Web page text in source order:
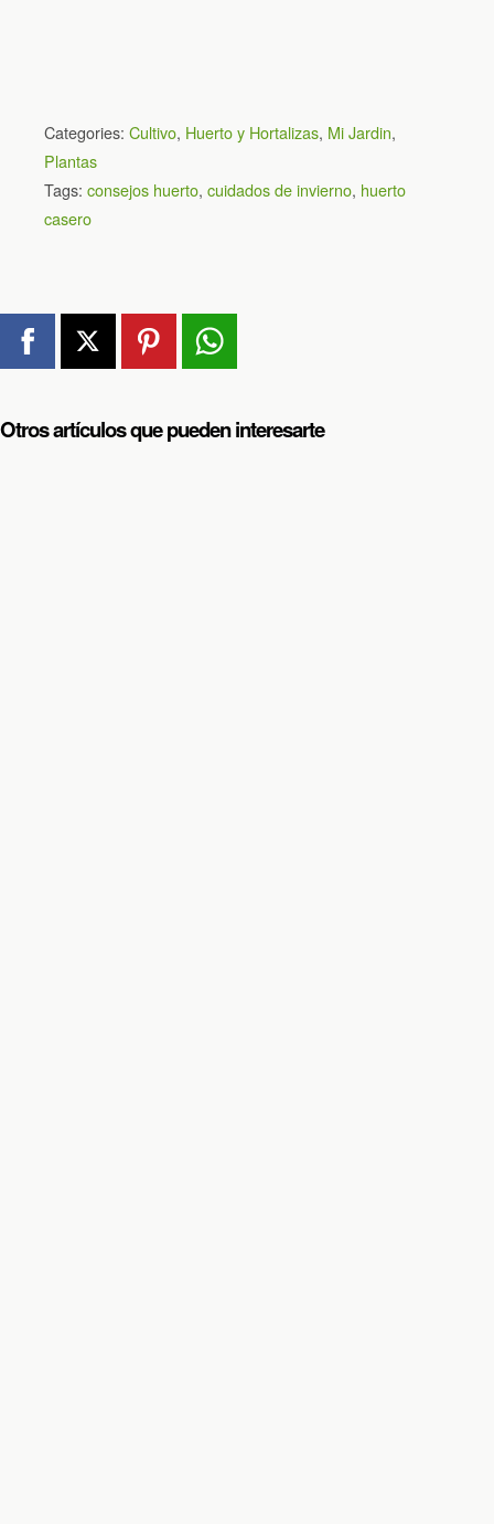
Categories: Cultivo, Huerto y Hortalizas, Mi Jardin,
Plantas
Tags: consejos huerto, cuidados de invierno, huerto
casero
Otros artículos que pueden interesarte